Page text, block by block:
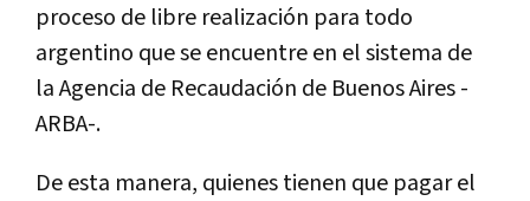
proceso de libre realización para todo
argentino que se encuentre en el sistema de
la Agencia de Recaudación de Buenos Aires -
ARBA-.
De esta manera, quienes tienen que pagar el